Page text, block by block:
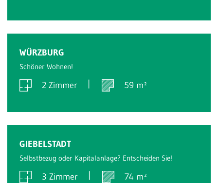
WÜRZBURG
Schöner Wohnen!
2 Zimmer 59 m²
GIEBELSTADT
Selbstbezug oder Kapitalanlage? Entscheiden Sie!
3 Zimmer 74 m²